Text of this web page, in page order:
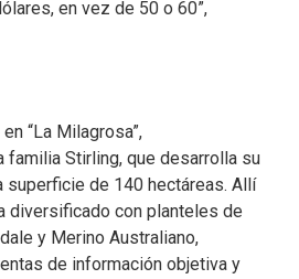
en vez de 50 o 60”,
“La Milagrosa”,
Stirling, que desarrolla su
superficie de 140 hectáreas. Allí
diversificado con planteles de
y Merino Australiano,
de información objetiva y